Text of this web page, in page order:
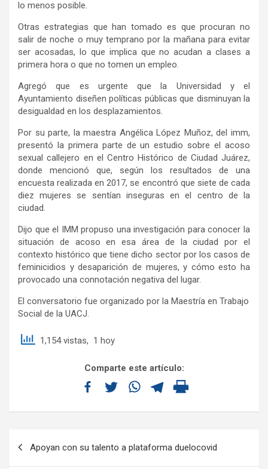
lo menos posible.
Otras estrategias que han tomado es que procuran no
salir de noche o muy temprano por la mañana para evitar
ser acosadas, lo que implica que no acudan a clases a
primera hora o que no tomen un empleo.
Agregó que es urgente que la Universidad y el
Ayuntamiento diseñen políticas públicas que disminuyan la
desigualdad en los desplazamientos.
Por su parte, la maestra Angélica López Muñoz, del imm,
presentó la primera parte de un estudio sobre el acoso
sexual callejero en el Centro Histórico de Ciudad Juárez,
donde mencionó que, según los resultados de una
encuesta realizada en 2017, se encontró que siete de cada
diez mujeres se sentían inseguras en el centro de la
ciudad.
Dijo que el IMM propuso una investigación para conocer la
situación de acoso en esa área de la ciudad por el
contexto histórico que tiene dicho sector por los casos de
feminicidios y desaparición de mujeres, y cómo esto ha
provocado una connotación negativa del lugar.
El conversatorio fue organizado por la Maestría en Trabajo
Social de la UACJ.
1,154 vistas, 1 hoy
Comparte este artículo:
Apoyan con su talento a plataforma duelocovid